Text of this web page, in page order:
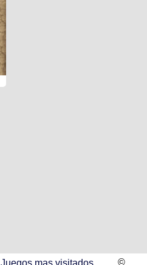
Juegos mas visitados ©